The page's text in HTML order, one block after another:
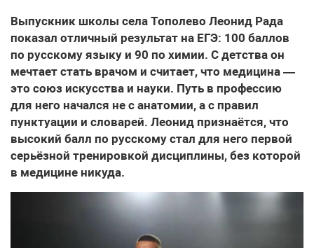
Выпускник школы села Тополево Леонид Рада
показал отличный результат на ЕГЭ: 100 баллов
по русскому языку и 90 по химии. С детства он
мечтает стать врачом и считает, что медицина —
это союз искусства и науки. Путь в профессию
для него начался не с анатомии, а с правил
пунктуации и словарей. Леонид признаётся, что
высокий балл по русскому стал для него первой
серьёзной тренировкой дисциплины, без которой
в медицине никуда.